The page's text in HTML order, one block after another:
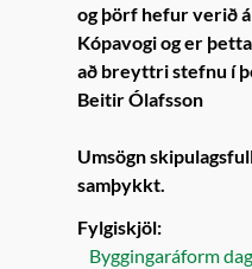
og þörf hefur verið
Kópavogi og er
að breyttri stefnu í
Beitir Ólafsson
Umsögn
samþykkt.
Fylgiskjöl:
Byggingaráform